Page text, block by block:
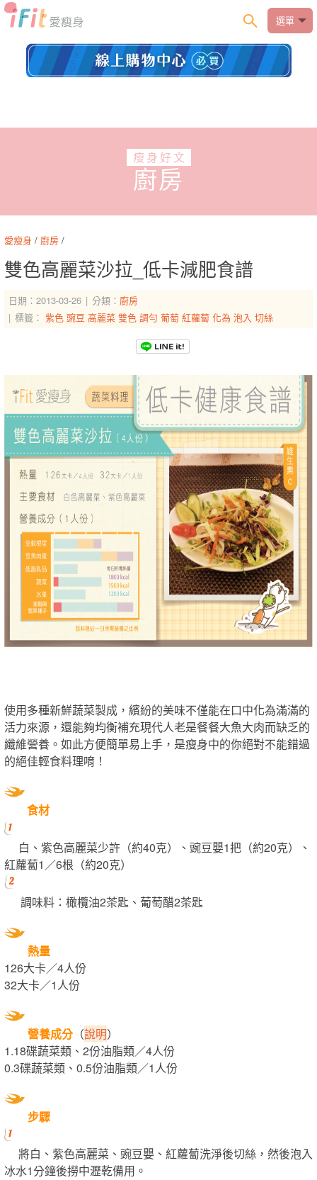
選單
瘦身好文
廚房
愛瘦身 / 廚房 /
雙色高麗菜沙拉_低卡減肥食譜
日期：2013-03-26 分類： 廚房
標籤： 紫色 豌豆 高麗菜 雙色 調勻 葡萄 紅蘿蔔 化為 泡入 切絲
使用多種新鮮蔬菜製成，繽紛的美味不僅能在口中化為滿滿的
活力來源，還能夠均衡補充現代人老是餐餐大魚大肉而缺乏的
纖維營養。如此方便簡單易上手，是瘦身中的你絕對不能錯過
的絕佳輕食料理唷！
食材
白、紫色高麗菜少許（約40克）、豌豆嬰1把（約20克）、
紅蘿蔔1／6根（約20克）
調味料：橄欖油2茶匙、葡萄醋2茶匙
熱量
126大卡／4人份
32大卡／1人份
營養成分（說明）
1.18碟蔬菜類、2份油脂類／4人份
0.3碟蔬菜類、0.5份油脂類／1人份
步驟
將白、紫色高麗菜、豌豆嬰、紅蘿蔔洗淨後切絲，然後泡入
冰水1分鐘後撈中瀝乾備用。